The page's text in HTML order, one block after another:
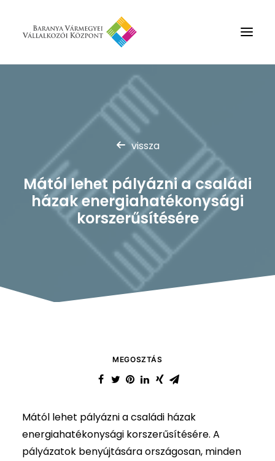
Rólunk
Szolgáltatások
Hírek
Partnerek
Kapcsolat
Keresés
vissza
Mától lehet pályázni a családi
házak energiahatékonysági
korszerűsítésére
MEGOSZTÁS
Mától lehet pályázni a családi házak
energiahatékonysági korszerűsítésére. A
pályázatok benyújtására országosan, minden